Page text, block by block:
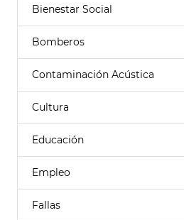
Bienestar Social
Bomberos
Contaminación Acústica
Cultura
Educación
Empleo
Fallas